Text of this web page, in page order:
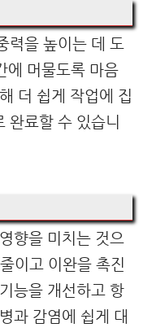
력을 높이는 데 도
에 머물도록 마음
더 쉽게 작업에 집
완료할 수 있습니
향을 미치는 것으
이고 이완을 촉진
능을 개선하고 항
과 감염에 쉽게 대